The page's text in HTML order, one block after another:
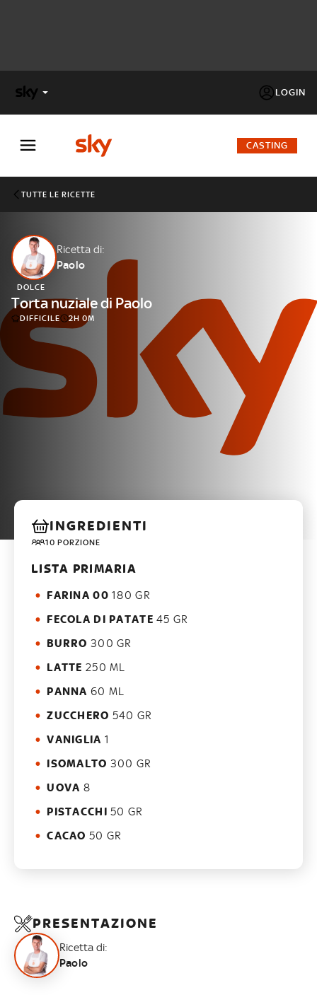
LOGIN
FACTOR
Cos’altro vedere:
PROGRAMMI SKY
Un mondo di offerte:
SKY.IT
NOW
CASTING
TUTTE LE RICETTE
Ricetta di:
Paolo
DOLCE
Torta nuziale di Paolo
DIFFICILE 2H 0M
INGREDIENTI
10 PORZIONE
LISTA PRIMARIA
FARINA 00 180 GR
FECOLA DI PATATE 45 GR
BURRO 300 GR
LATTE 250 ML
PANNA 60 ML
ZUCCHERO 540 GR
VANIGLIA 1
ISOMALTO 300 GR
UOVA 8
PISTACCHI 50 GR
CACAO 50 GR
PRESENTAZIONE
Ricetta di:
Paolo